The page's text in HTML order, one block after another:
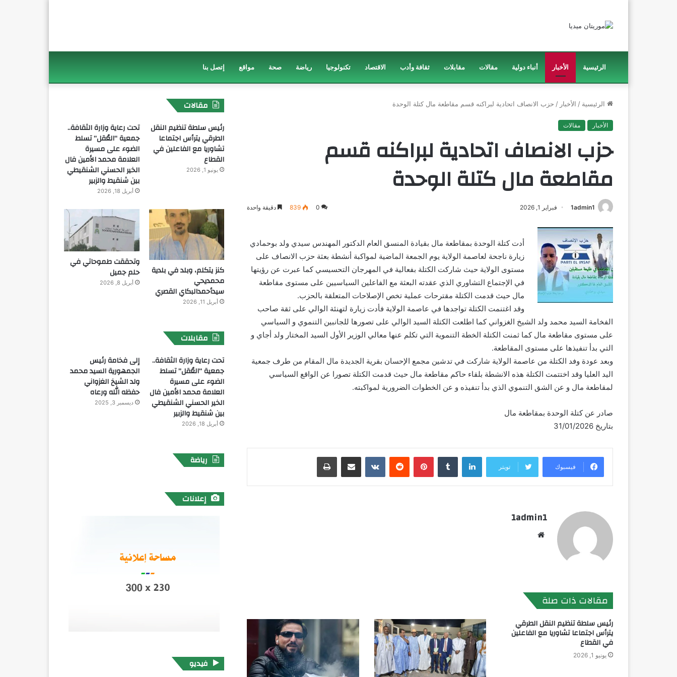
الرئيسية الأخبار أنباء دولية مقالات مقابلات ثقافة وأدب الاقتصاد تكنولوجيا رياضة صحة مواقع إتصل بنا
الرئيسية / الأخبار / حزب الانصاف اتحادية لبراكنه قسم مقاطعة مال كتلة الوحدة
الأخبار مقالات
حزب الانصاف اتحادية لبراكنه قسم
مقاطعة مال كتلة الوحدة
1admin1 فبراير 1, 2026 0
839 دقيقة واحدة
أدت كتلة الوحدة بمقاطعة مال بقيادة المنسق العام الدكتور المهندس سيدي ولد بوحمادي
زيارة ناجحة لعاصمة الولاية يوم الجمعة الماضية لمواكبة أنشطة بعثة حزب الانصاف على
مستوى الولاية حيث شاركت الكتلة بفعالية في المهرجان التحسيسي كما عبرت عن رؤيتها
في الإجتماع التشاوري الذي عقدته البعثة مع الفاعلين السياسيين على مستوى مقاطعة
مال حيث قدمت الكتلة مقترحات عملية تخص الإصلاحات المتعلقة بالحزب.
وقد اغتنمت الكتلة تواجدها في عاصمة الولاية فأدت زيارة لتهنئة الوالي على ثقة صاحب
الفخامة السيد محمد ولد الشيخ الغزواني كما اطلعت الكتلة السيد الوالي على تصورها للجانبين التنموي و السياسي
على مستوى مقاطعة مال كما ثمنت الكتلة الخطة التنموية التي تكلم عنها معالي الوزير الأول السيد المختار ولد أجاي و
التي بدأ تنفيذها على مستوى المقاطعة.
وبعد عودة وفد الكتلة من عاصمة الولاية شاركت في تدشين مجمع الإحسان بقرية الجديدة مال المقام من طرف جمعية
اليد العليا وقد اختتمت الكتلة هذه الانشطة بلقاء حاكم مقاطعة مال حيث قدمت الكتلة تصورا عن الواقع السياسي
لمقاطعة مال و عن الشق التنموي الذي بدأ تنفيذه و عن الخطوات الضرورية لمواكبته.
صادر عن كتلة الوحدة بمقاطعة مال
بتاريخ 31/01/2026
فيسبوك تويتر
لينكدإن بينتيريست مشاركة عبر البريد طباعة
1admin1
مقالات ذات صلة
رئيس سلطة تنظيم النقل الطرقي
يترأس اجتماعا تشاوريا مع الفاعلين
في القطاع
يونيو 1, 2026
مقالات
رئيس سلطة تنظيم النقل
الطرقي يترأس اجتماعا
تشاوريا مع الفاعلين في
القطاع
يونيو 1, 2026
تحت رعاية وزارة الثقافة..
جمعية “العُقل” تسلط
الضوء على مسيرة
العلامة محمد الأمين فال
الخير الحسني الشنقيطي
بين شنقيط والزبير
أبريل 18, 2026
كنز يتكلم، وبلد في بلدية
محمديحي
سيدأحمدالبكاي القصري
أبريل 11, 2026
وتحققت طموحاتي في
حلم جميل
أبريل 8, 2026
مقابلات
تحت رعاية وزارة الثقافة..
جمعية “العُقل” تسلط
الضوء على مسيرة
العلامة محمد الأمين فال
الخير الحسني الشنقيطي
بين شنقيط والزبير
أبريل 18, 2026
إلى فخامة رئيس
الجمهورية السيد محمد
ولد الشيخ الغزواني
حفظه الله ورعاه
ديسمبر 3, 2025
رياضة
إعلانات
فيديو